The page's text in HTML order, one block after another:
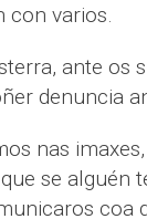
con varios.
ante os
denuncia
nas
se alguén
coa